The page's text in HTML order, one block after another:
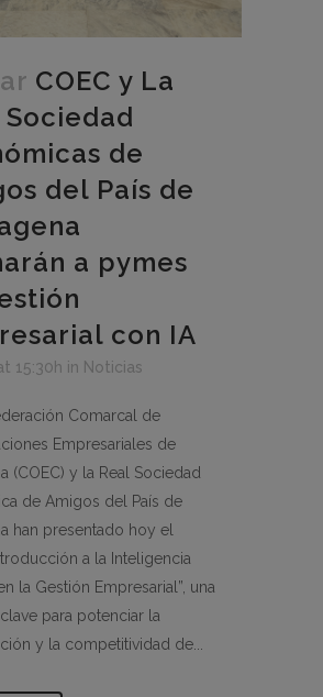
COEC y La
Sociedad
de
del País de
a pymes
con IA
15:30h in Noticias
Comarcal de
Empresariales de
(COEC) y la Real Sociedad
de Amigos del País de
han presentado hoy el
a la Inteligencia
la Gestión Empresarial”, una
para potenciar la
y la competitividad de...